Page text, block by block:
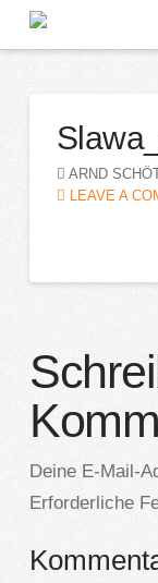
ARND
LEAVE A
Deine E-Mail-
Erforderliche